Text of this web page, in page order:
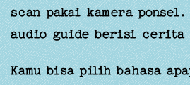
scan pakai kamera
audio guide berisi cerita
Kamu bisa pilih bahasa